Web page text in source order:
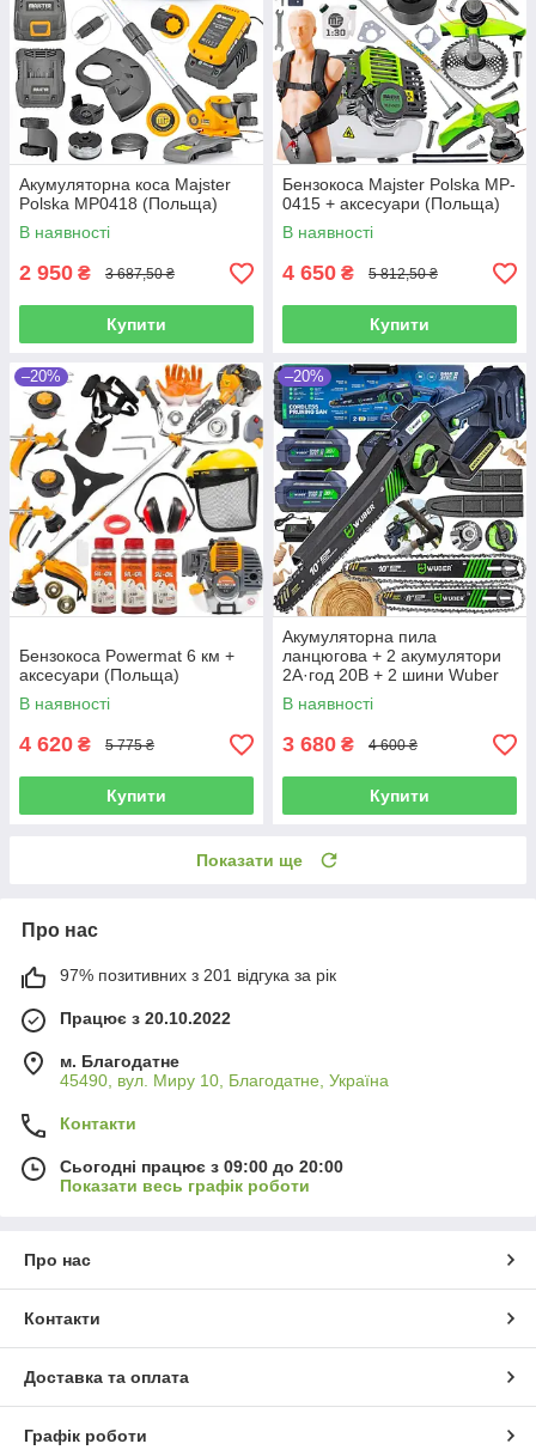
Акумуляторна коса Majster
Polska MP0418 (Польща)
В наявності
2 950 ₴ 3 687,50 ₴
Купити
Бензокоса Majster Polska MP-
0415 + аксесуари (Польща)
В наявності
4 650 ₴ 5 812,50 ₴
Купити
–20%
Бензокоса Powermat 6 км +
аксесуари (Польща)
В наявності
4 620 ₴ 5 775 ₴
Купити
–20%
Акумуляторна пила
ланцюгова + 2 акумулятори
2А·год 20В + 2 шини Wuber
(Польща)
В наявності
3 680 ₴ 4 600 ₴
Купити
Показати ще
Про нас
97% позитивних з 201 відгука за рік
Працює з 20.10.2022
м. Благодатне
45490, вул. Миру 10, Благодатне, Україна
Контакти
Сьогодні працює з 09:00 до 20:00
Показати весь графік роботи
Про нас
Контакти
Доставка та оплата
Графік роботи